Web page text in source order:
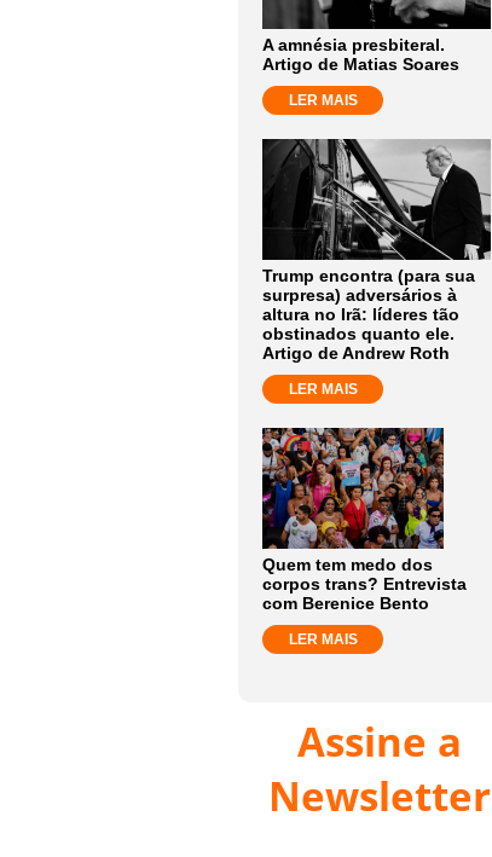
A amnésia presbiteral.
Artigo de Matias Soares
LER MAIS
Trump encontra (para sua
surpresa) adversários à
altura no Irã: líderes tão
obstinados quanto ele.
Artigo de Andrew Roth
LER MAIS
Quem tem medo dos
corpos trans? Entrevista
com Berenice Bento
LER MAIS
Assine a
Newsletter